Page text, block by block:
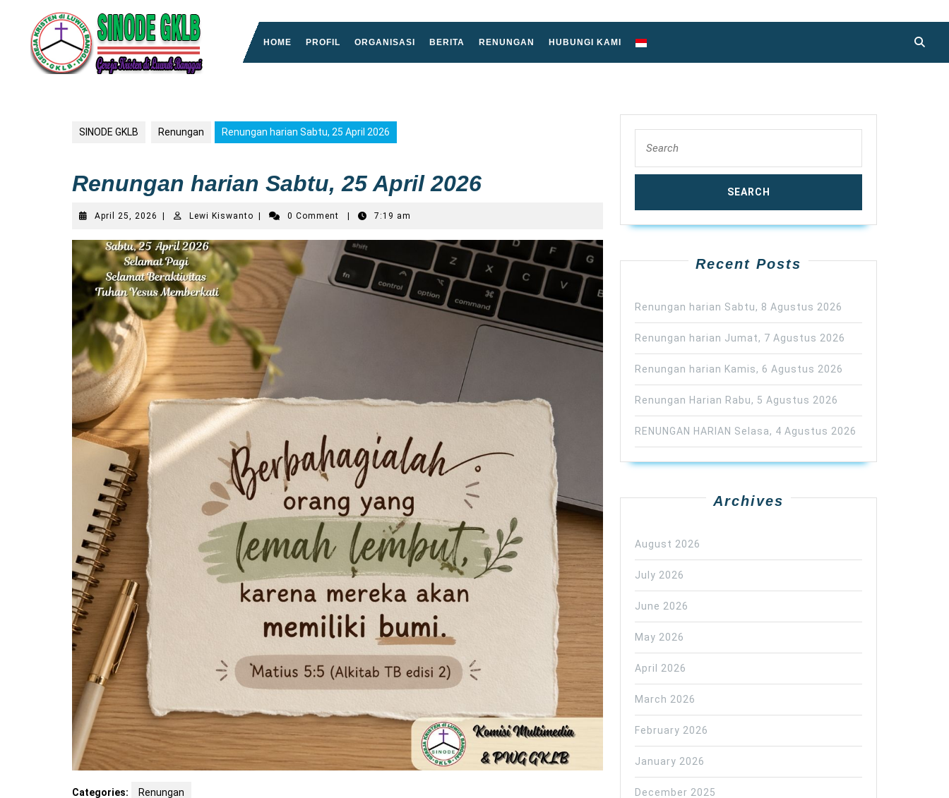
content
HOME PROFIL ORGANISASI BERITA RENUNGAN HUBUNGI KAMI
SINODE GKLB Renungan Renungan harian Sabtu, 25 April 2026
Renungan harian Sabtu, 25 April 2026
April 25, 2026 April
2026
Lewi KiswantoLewi
0 Comment 7:19 am
Categories: Renungan
for:
Recent Posts
Renungan harian Sabtu, 8 Agustus 2026
Renungan harian Jumat, 7 Agustus 2026
Renungan harian Kamis, 6 Agustus 2026
Renungan Harian Rabu, 5 Agustus 2026
RENUNGAN HARIAN Selasa, 4 Agustus 2026
Archives
August 2026
July 2026
June 2026
May 2026
April 2026
March 2026
February 2026
January 2026
December 2025